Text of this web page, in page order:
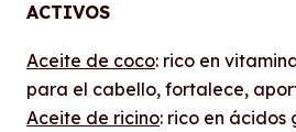
ACTIVOS
Aceite de coco: rico en
para el cabello, fortalece,
Aceite de ricino: rico en ácidos